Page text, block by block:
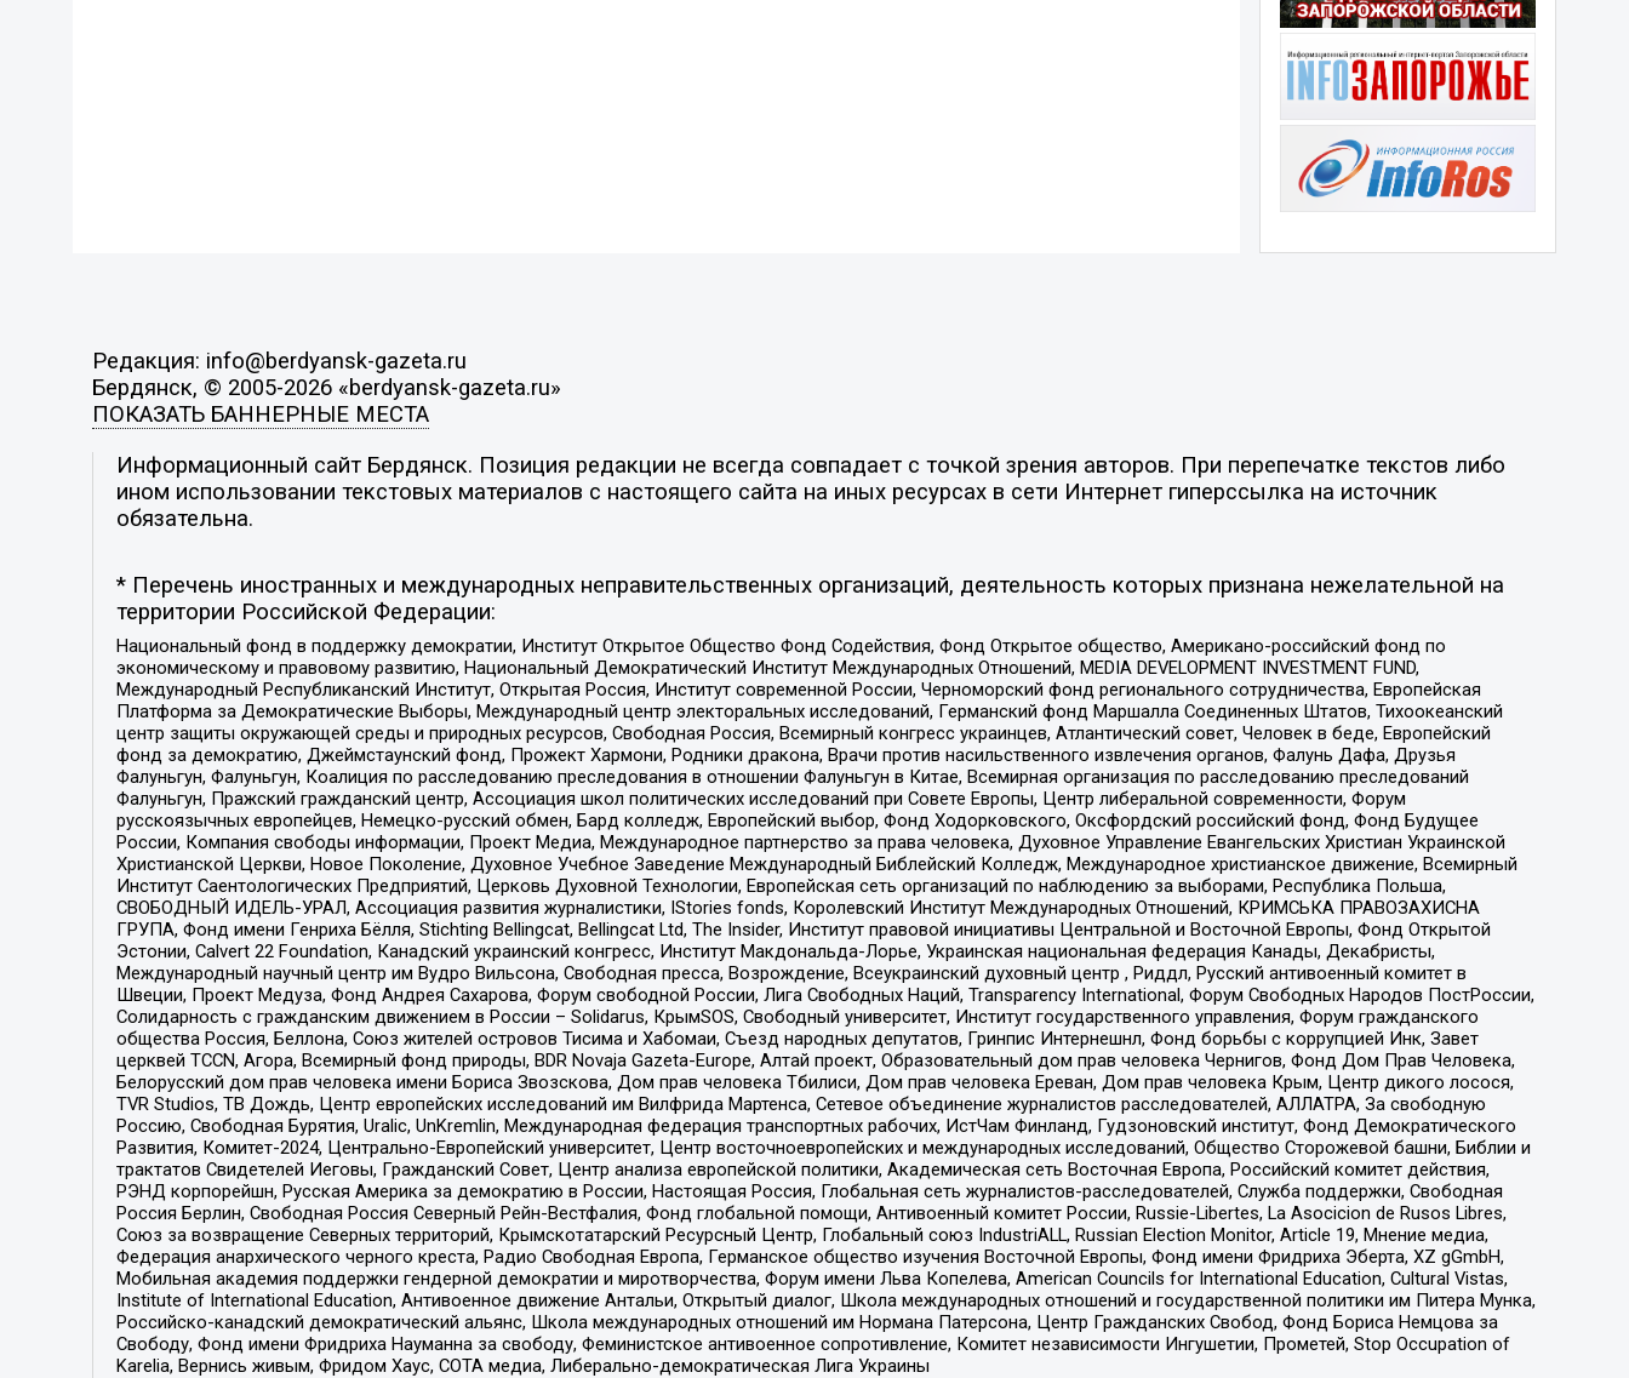
Редакция: info@berdyansk-gazeta.ru
Бердянск, © 2005-2026 «berdyansk-gazeta.ru»
ПОКАЗАТЬ БАННЕРНЫЕ МЕСТА
Информационный сайт Бердянск. Позиция редакции не всегда совпадает с точкой зрения авторов. При перепечатке текстов либо
ином использовании текстовых материалов с настоящего сайта на иных ресурсах в сети Интернет гиперссылка на источник
обязательна.
* Перечень иностранных и международных неправительственных организаций, деятельность которых признана нежелательной на
территории Российской Федерации:
Национальный фонд в поддержку демократии, Институт Открытое Общество Фонд Содействия, Фонд Открытое общество, Американо-российский фонд по
экономическому и правовому развитию, Национальный Демократический Институт Международных Отношений, MEDIA DEVELOPMENT INVESTMENT FUND,
Международный Республиканский Институт, Открытая Россия, Институт современной России, Черноморский фонд регионального сотрудничества, Европейская
Платформа за Демократические Выборы, Международный центр электоральных исследований, Германский фонд Маршалла Соединенных Штатов, Тихоокеанский
центр защиты окружающей среды и природных ресурсов, Свободная Россия, Всемирный конгресс украинцев, Атлантический совет, Человек в беде, Европейский
фонд за демократию, Джеймстаунский фонд, Прожект Хармони, Родники дракона, Врачи против насильственного извлечения органов, Фалунь Дафа, Друзья
Фалуньгун, Фалуньгун, Коалиция по расследованию преследования в отношении Фалуньгун в Китае, Всемирная организация по расследованию преследований
Фалуньгун, Пражский гражданский центр, Ассоциация школ политических исследований при Совете Европы, Центр либеральной современности, Форум
русскоязычных европейцев, Немецко-русский обмен, Бард колледж, Европейский выбор, Фонд Ходорковского, Оксфордский российский фонд, Фонд Будущее
России, Компания свободы информации, Проект Медиа, Международное партнерство за права человека, Духовное Управление Евангельских Христиан Украинской
Христианской Церкви, Новое Поколение, Духовное Учебное Заведение Международный Библейский Колледж, Международное христианское движение, Всемирный
Институт Саентологических Предприятий, Церковь Духовной Технологии, Европейская сеть организаций по наблюдению за выборами, Республика Польша,
СВОБОДНЫЙ ИДЕЛЬ-УРАЛ, Ассоциация развития журналистики, IStories fonds, Королевский Институт Международных Отношений, КРИМСЬКА ПРАВОЗАХИСНА
ГРУПА, Фонд имени Генриха Бёлля, Stichting Bellingcat, Bellingcat Ltd, The Insider, Институт правовой инициативы Центральной и Восточной Европы, Фонд Открытой
Эстонии, Calvert 22 Foundation, Канадский украинский конгресс, Институт Макдональда-Лорье, Украинская национальная федерация Канады, Декабристы,
Международный научный центр им Вудро Вильсона, Свободная пресса, Возрождение, Всеукраинский духовный центр , Риддл, Русский антивоенный комитет в
Швеции, Проект Медуза, Фонд Андрея Сахарова, Форум свободной России, Лига Свободных Наций, Transparеncy International, Форум Свободных Народов ПостРоссии,
Солидарность с гражданским движением в России – Solidarus, КрымSOS, Свободный университет, Институт государственного управления, Форум гражданского
общества Россия, Беллона, Союз жителей островов Тисима и Хабомаи, Съезд народных депутатов, Гринпис Интернешнл, Фонд борьбы с коррупцией Инк, Завет
церквей TCCN, Агора, Всемирный фонд природы, BDR Novaja Gazeta-Europe, Алтай проект, Образовательный дом прав человека Чернигов, Фонд Дом Прав Человека,
Белорусский дом прав человека имени Бориса Звозскова, Дом прав человека Тбилиси, Дом прав человека Ереван, Дом прав человека Крым, Центр дикого лосося,
TVR Studios, ТВ Дождь, Центр европейских исследований им Вилфрида Мартенса, Сетевое объединение журналистов расследователей, АЛЛАТРА, За свободную
Россию, Свободная Бурятия, Uralic, UnKremlin, Международная федерация транспортных рабочих, ИстЧам Финланд, Гудзоновский институт, Фонд Демократического
Развития, Комитет-2024, Центрально-Европейский университет, Центр восточноевропейских и международных исследований, Общество Сторожевой башни, Библии и
трактатов Свидетелей Иеговы, Гражданский Совет, Центр анализа европейской политики, Академическая сеть Восточная Европа, Российский комитет действия,
РЭНД корпорейшн, Русская Америка за демократию в России, Настоящая Россия, Глобальная сеть журналистов-расследователей, Служба поддержки, Свободная
Россия Берлин, Свободная Россия Северный Рейн-Вестфалия, Фонд глобальной помощи, Антивоенный комитет России, Russie-Libertes, La Asocicion de Rusos Libres,
Союз за возвращение Северных территорий, Крымскотатарский Ресурсный Центр, Глобальный союз IndustriALL, Russian Election Monitor, Article 19, Мнение медиа,
Федерация анархического черного креста, Радио Свободная Европа, Германское общество изучения Восточной Европы, Фонд имени Фридриха Эберта, XZ gGmbH,
Мобильная академия поддержки гендерной демократии и миротворчества, Форум имени Льва Копелева, American Councils for International Education, Cultural Vistas,
Institute of International Education, Антивоенное движение Антальи, Открытый диалог, Школа международных отношений и государственной политики им Питера Мунка,
Российско-канадский демократический альянс, Школа международных отношений им Нормана Патерсона, Центр Гражданских Свобод, Фонд Бориса Немцова за
Свободу, Фонд имени Фридриха Науманна за свободу, Феминистское антивоенное сопротивление, Комитет независимости Ингушетии, Прометей, Stop Occupation of
Karelia, Вернись живым, Фридом Хаус, СОТА медиа, Либерально-демократическая Лига Украины